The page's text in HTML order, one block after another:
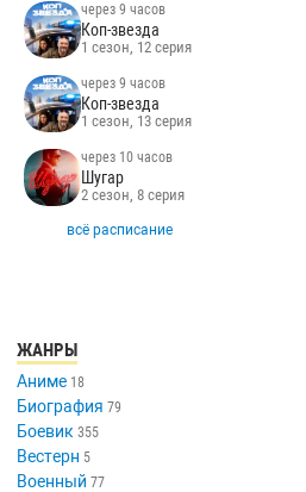
через 9 часов
Коп-звезда
1 сезон, 12 серия
через 9 часов
Коп-звезда
1 сезон, 13 серия
через 10 часов
Шугар
2 сезон, 8 серия
всё расписание
ЖАНРЫ
Аниме 18
Биография 79
Боевик 355
Вестерн 5
Военный 77